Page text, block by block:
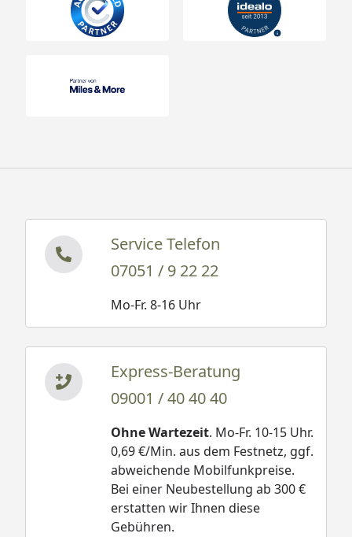
Service Telefon
07051 / 9 22 22
Mo-Fr. 8-16 Uhr
Express-Beratung
09001 / 40 40 40
Ohne Wartezeit. Mo-Fr. 10-15 Uhr.
0,69 €/Min. aus dem Festnetz, ggf.
abweichende Mobilfunkpreise.
Bei einer Neubestellung ab 300 €
erstatten wir Ihnen diese
Gebühren.